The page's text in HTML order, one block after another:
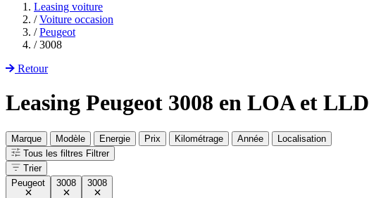
Leasing voiture
/ Voiture occasion
/ Peugeot
/ 3008
Retour
Leasing Peugeot 3008 en LOA et LLD
Marque Modèle Energie Prix Kilométrage Année
Localisation
Tous les filtres Filtrer
Trier
Peugeot
3008 3008